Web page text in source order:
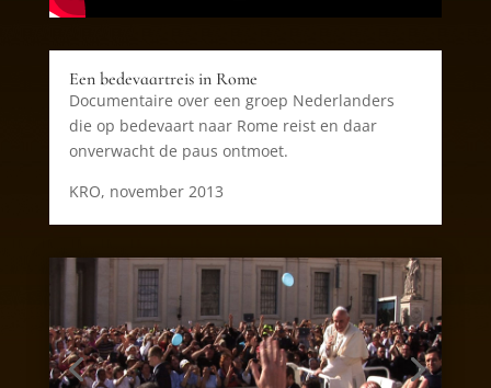
Een bedevaartreis in Rome
Documentaire over een groep Nederlanders
die op bedevaart naar Rome reist en daar
onverwacht de paus ontmoet.
KRO, november 2013